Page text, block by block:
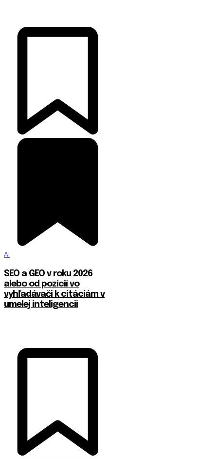
AI
SEO a GEO v roku 2026
alebo od pozícií vo
vyhľadávači k citáciám v
umelej inteligencii